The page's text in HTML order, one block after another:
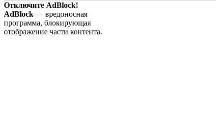
Отключите AdBlock!
AdBlock — вредоносная
программа, блокирующая
отображение части контента.